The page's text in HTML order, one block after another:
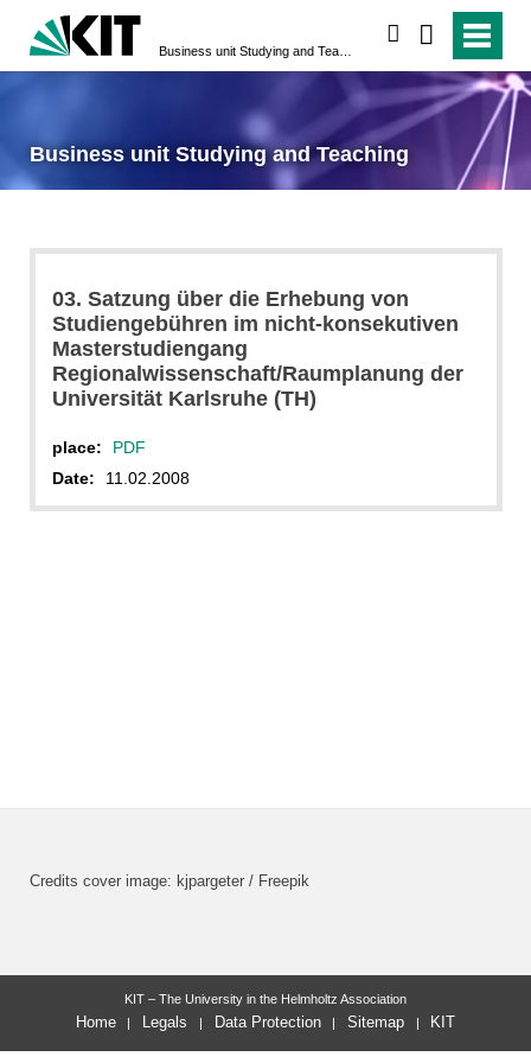
Business unit Studying and Teaching
03. Satzung über die Erhebung von
Studiengebühren im nicht-konsekutiven
Masterstudiengang
Regionalwissenschaft/Raumplanung der
Universität Karlsruhe (TH)
place:
PDF
Date:
11.02.2008
Credits cover image: kjpargeter / Freepik
KIT – The University in the Helmholtz Association
Home Legals Data Protection Sitemap KIT